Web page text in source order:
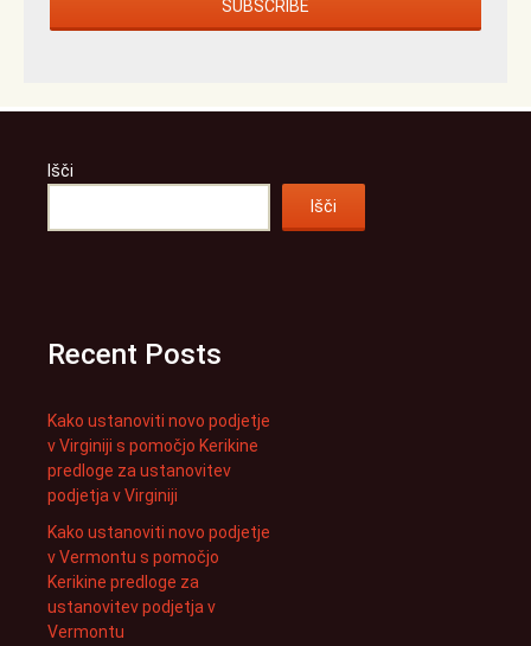
Išči
Išči
Recent Posts
Kako ustanoviti novo podjetje
v Virginiji s pomočjo Kerikine
predloge za ustanovitev
podjetja v Virginiji
Kako ustanoviti novo podjetje
v Vermontu s pomočjo
Kerikine predloge za
ustanovitev podjetja v
Vermontu